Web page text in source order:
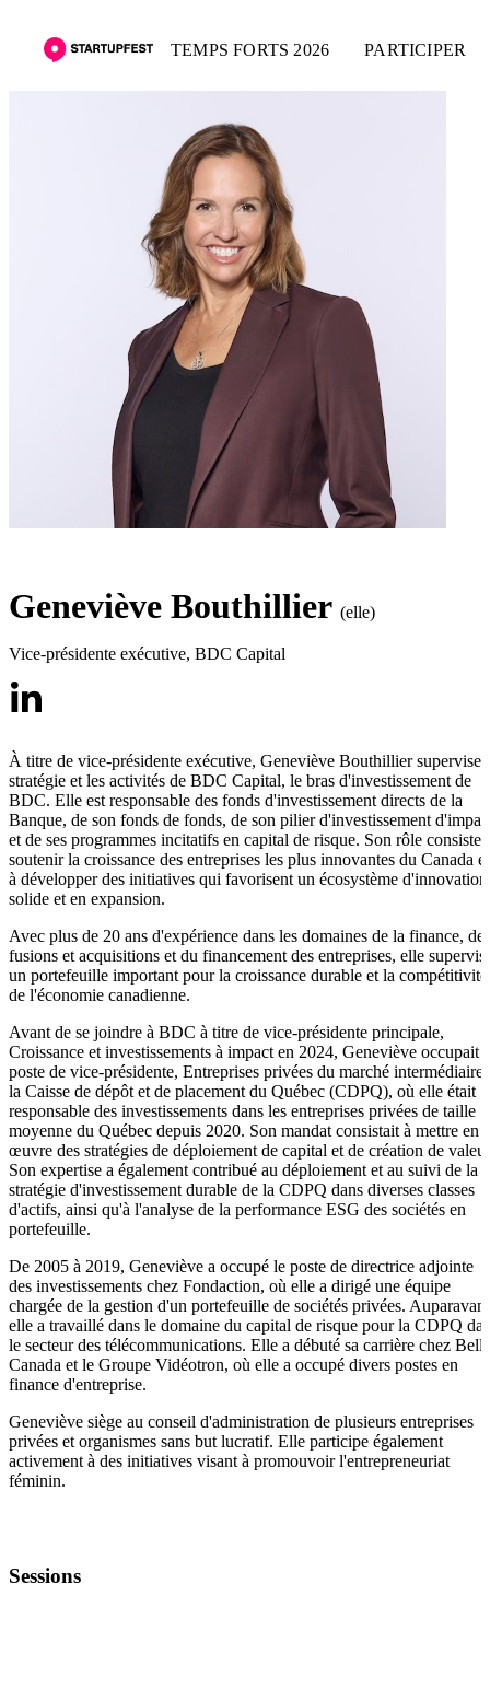
TEMPS FORTS 2026 PARTICIPER
Geneviève Bouthillier (elle)
Vice-présidente exécutive, BDC Capital
À titre de vice-présidente exécutive, Geneviève Bouthillier supervise
stratégie et les activités de BDC Capital, le bras d'investissement de
BDC. Elle est responsable des fonds d'investissement directs de la
Banque, de son fonds de fonds, de son pilier d'investissement
et de ses programmes incitatifs en capital de risque. Son rôle consiste
soutenir la croissance des entreprises les plus innovantes du Canada et
à développer des initiatives qui favorisent un écosystème d'innovation
solide et en expansion.
Avec plus de 20 ans d'expérience dans les domaines de la finance, des
fusions et acquisitions et du financement des entreprises, elle
un portefeuille important pour la croissance durable et la compétitivité
de l'économie canadienne.
Avant de se joindre à BDC à titre de vice-présidente principale,
Croissance et investissements à impact en 2024, Geneviève occupait
poste de vice-présidente, Entreprises privées du marché intermédiaire
la Caisse de dépôt et de placement du Québec (CDPQ), où elle était
responsable des investissements dans les entreprises privées de taille
moyenne du Québec depuis 2020. Son mandat consistait à mettre en
œuvre des stratégies de déploiement de capital et de création de
Son expertise a également contribué au déploiement et au suivi de la
stratégie d'investissement durable de la CDPQ dans diverses classes
d'actifs, ainsi qu'à l'analyse de la performance ESG des sociétés en
portefeuille.
De 2005 à 2019, Geneviève a occupé le poste de directrice adjointe
des investissements chez Fondaction, où elle a dirigé une équipe
chargée de la gestion d'un portefeuille de sociétés privées.
elle a travaillé dans le domaine du capital de risque pour la CDPQ
le secteur des télécommunications. Elle a débuté sa carrière chez Bell
Canada et le Groupe Vidéotron, où elle a occupé divers postes en
finance d'entreprise.
Geneviève siège au conseil d'administration de plusieurs entreprises
privées et organismes sans but lucratif. Elle participe également
activement à des initiatives visant à promouvoir l'entrepreneuriat
féminin.
Sessions